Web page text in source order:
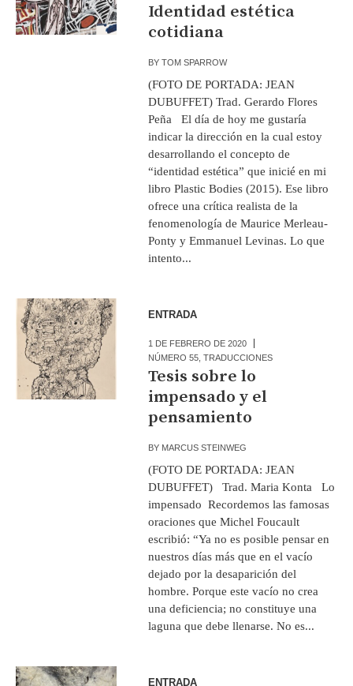
Identidad estética
cotidiana
BYTOM SPARROW
(FOTO DE PORTADA: JEAN
DUBUFFET) Trad. Gerardo Flores
Peña El día de hoy me gustaría
indicar la dirección en la cual estoy
desarrollando el concepto de
“identidad estética” que inicié en mi
libro Plastic Bodies (2015). Ese libro
ofrece una crítica realista de la
fenomenología de Maurice Merleau-
Ponty y Emmanuel Levinas. Lo que
intento...
ENTRADA
1 DE FEBRERO DE 2020
NÚMERO 55 ,TRADUCCIONES
Tesis sobre lo
impensado y el
pensamiento
BY MARCUS STEINWEG
(FOTO DE PORTADA: JEAN
DUBUFFET) Trad. Maria Konta Lo
impensado Recordemos las famosas
oraciones que Michel Foucault
escribió: “Ya no es posible pensar en
nuestros días más que en el vacío
dejado por la desaparición del
hombre. Porque este vacío no crea
una deficiencia; no constituye una
laguna que debe llenarse. No es...
ENTRADA